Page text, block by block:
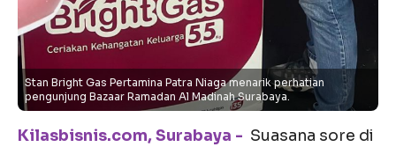
Stan Bright Gas Pertamina Patra Niaga menarik perhatian
pengunjung Bazaar Ramadan Al Madinah Surabaya.
Kilasbisnis.com, Surabaya - Suasana sore di